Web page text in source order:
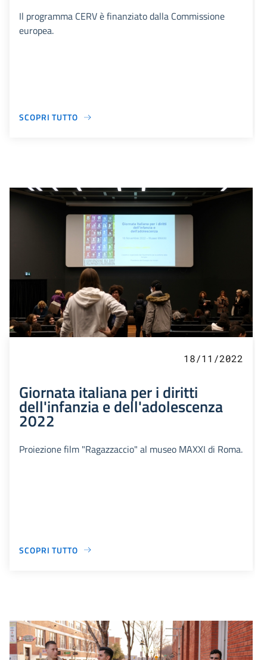
Il programma CERV è finanziato dalla Commissione
europea.
SCOPRI TUTTO
18/11/2022
Giornata italiana per i diritti
dell'infanzia e dell'adolescenza
2022
Proiezione film "Ragazzaccio" al museo MAXXI di Roma.
SCOPRI TUTTO